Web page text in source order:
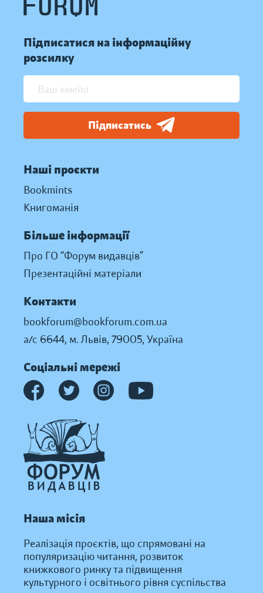
Підписатися на інформаційну
розсилку
Підписатись
Наші проєкти
Bookmints
Книгоманія
Більше інформації
Про ГО “Форум видавців”
Презентаційні матеріали
Контакти
bookforum@bookforum.com.ua
а/с 6644, м. Львів, 79005, Україна
Соціальні мережі
Наша місія
Реалізація проєктів, що спрямовані на
популяризацію читання, розвиток
книжкового ринку та підвищення
культурного і освітнього рівня суспільства